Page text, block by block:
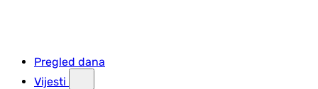
Pregled dana
Vijesti